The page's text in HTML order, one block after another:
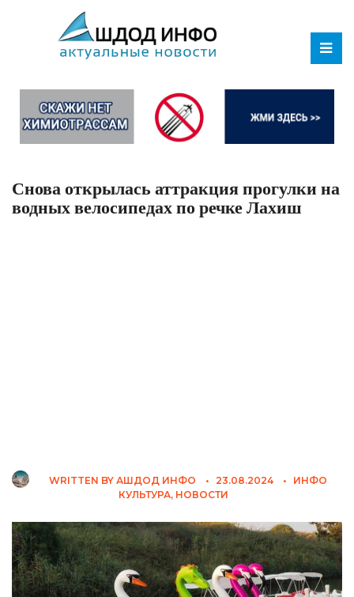
Снова открылась аттракция прогулки на
водных велосипедах по речке Лахиш
WRITTEN BY АШДОД ИНФО • 23.08.2024 •
ИНФО
КУЛЬТУРА, НОВОСТИ